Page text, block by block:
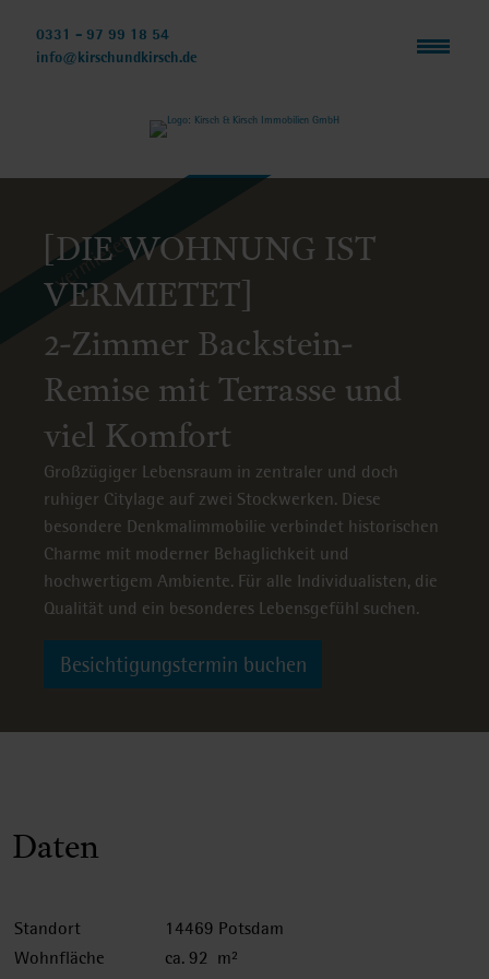
0331 - 97 99 18 54
info@kirschundkirsch.de
vermietet
[DIE WOHNUNG IST
VERMIETET]
2-Zimmer Backstein-
Remise mit Terrasse und
viel Komfort
Großzügiger Lebensraum in zentraler und doch
ruhiger Citylage auf zwei Stockwerken. Diese
besondere Denkmalimmobilie verbindet historischen
Charme mit moderner Behaglichkeit und
hochwertigem Ambiente. Für alle Individualisten, die
Qualität und ein besonderes Lebensgefühl suchen.
Besichtigungstermin buchen
Daten
Standort
14469 Potsdam
Wohnfläche
ca. 92 m²